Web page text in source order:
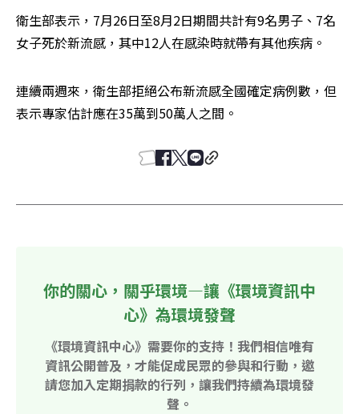
衛生部表示，7月26日至8月2日期間共計有9名男子、7名
女子死於新流感，其中12人在感染時就帶有其他疾病。
連續兩週來，衛生部拒絕公布新流感全國確定病例數，但
表示專家估計應在35萬到50萬人之間。
你的關心，關乎環境—讓《環境資訊中
心》為環境發聲
《環境資訊中心》需要你的支持！我們相信唯有
資訊公開普及，才能促成民眾的參與和行動，邀
請您加入定期捐款的行列，讓我們持續為環境發
聲。